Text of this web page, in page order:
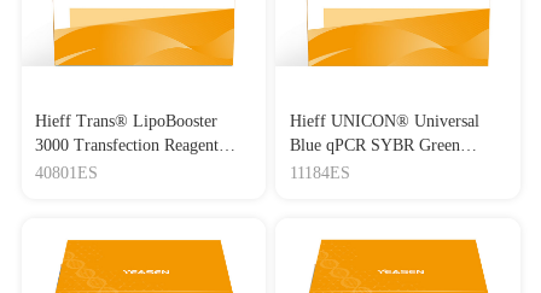
Hieff Trans® LipoBooster
3000 Transfection Reagent
Lipo3000转染试剂
40801ES
Hieff UNICON® Universal
Blue qPCR SYBR Green
Master Mix
11184ES